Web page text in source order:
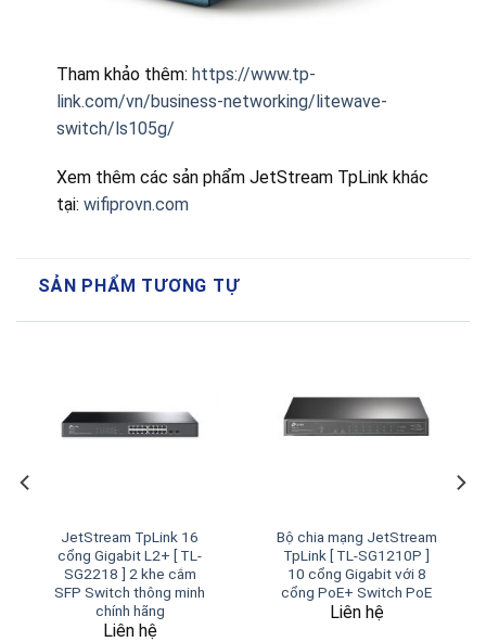
Tham khảo thêm: https://www.tp-
link.com/vn/business-networking/litewave-
switch/ls105g/
Xem thêm các sản phẩm JetStream TpLink khác
tại: wifiprovn.com
SẢN PHẨM TƯƠNG TỰ
JetStream TpLink 16
cổng Gigabit L2+ [ TL-
SG2218 ] 2 khe cắm
SFP Switch thông minh
chính hãng
Liên hệ
Bộ chia mạng JetStream
TpLink [ TL-SG1210P ]
10 cổng Gigabit với 8
cổng PoE+ Switch PoE
Liên hệ